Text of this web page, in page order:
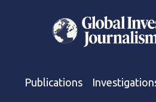
Publications